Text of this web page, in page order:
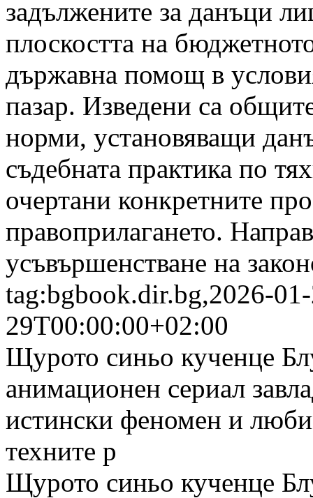
задължените за данъци
плоскостта на
държавна помощ в
пазар. Изведени са
норми, установяващи
съдебната практика по
очертани конкретните
правоприлагането.
усъвършенстване на
tag:bgbook.dir.bg,2026-
29T00:00:00+02:00
Щурото синьо кученце
анимационен сериал
истински феномен и
техните р
Щурото синьо кученце